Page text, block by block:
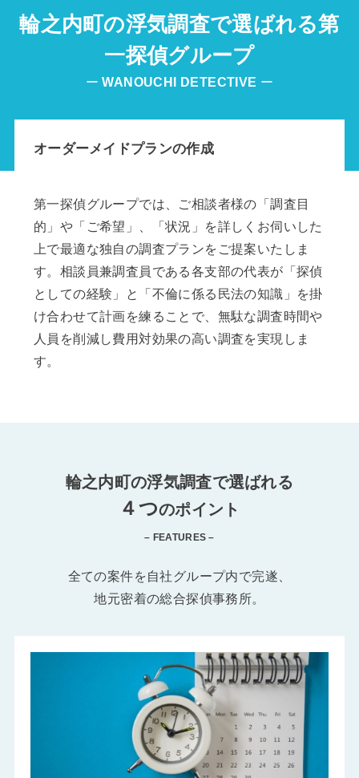
輪之内町の浮気調査で選ばれる第
一探偵グループ
ーWANOUCHI DETECTIVE ー
オーダーメイドプランの作成
第一探偵グループでは、ご相談者様の「調査目
的」や「ご希望」、「状況」を詳しくお伺いした
上で最適な独自の調査プランをご提案いたしま
す。相談員兼調査員である各支部の代表が「探偵
としての経験」と「不倫に係る民法の知識」を掛
け合わせて計画を練ることで、無駄な調査時間や
人員を削減し費用対効果の高い調査を実現しま
す。
輪之内町の浮気調査で選ばれる
４つのポイント
– FEATURES –
全ての案件を自社グループ内で完遂、
地元密着の総合探偵事務所。